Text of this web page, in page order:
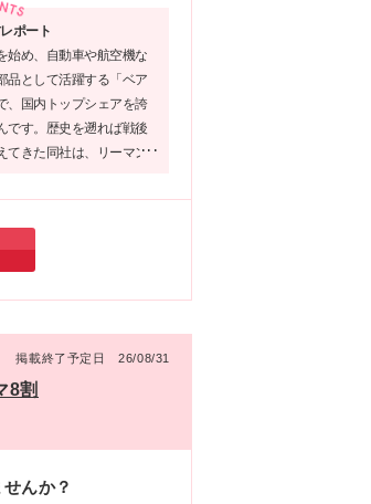
ポート
始め、自動車や航空機な
品として活躍する「ベア
、国内トップシェアを誇
です。歴史を遡れば戦後
てきた同社は、リーマン
安心して歩んでいけるの
掲載終了予定日 26/08/31
8割
んか？